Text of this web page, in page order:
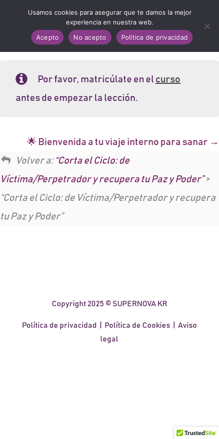
Por favor, matricúlate en el curso
antes de empezar la lección.
🌟 Bienvenida a tu viaje interno para sanar
Volver a: “Corta el Ciclo: de
Víctima/Perpetrador y recupera tu Paz y Poder”>
“Corta el Ciclo: de Víctima/Perpetrador y recupera
tu Paz y Poder”
Copyright 2025 © SUPERNOVA KR
Política de privacidad Política de Cookies| Aviso
legal
Usamos cookies para asegurar que te damos la mejor
experiencia en nuestra web.
Acepto
No acepto Política de privacidad